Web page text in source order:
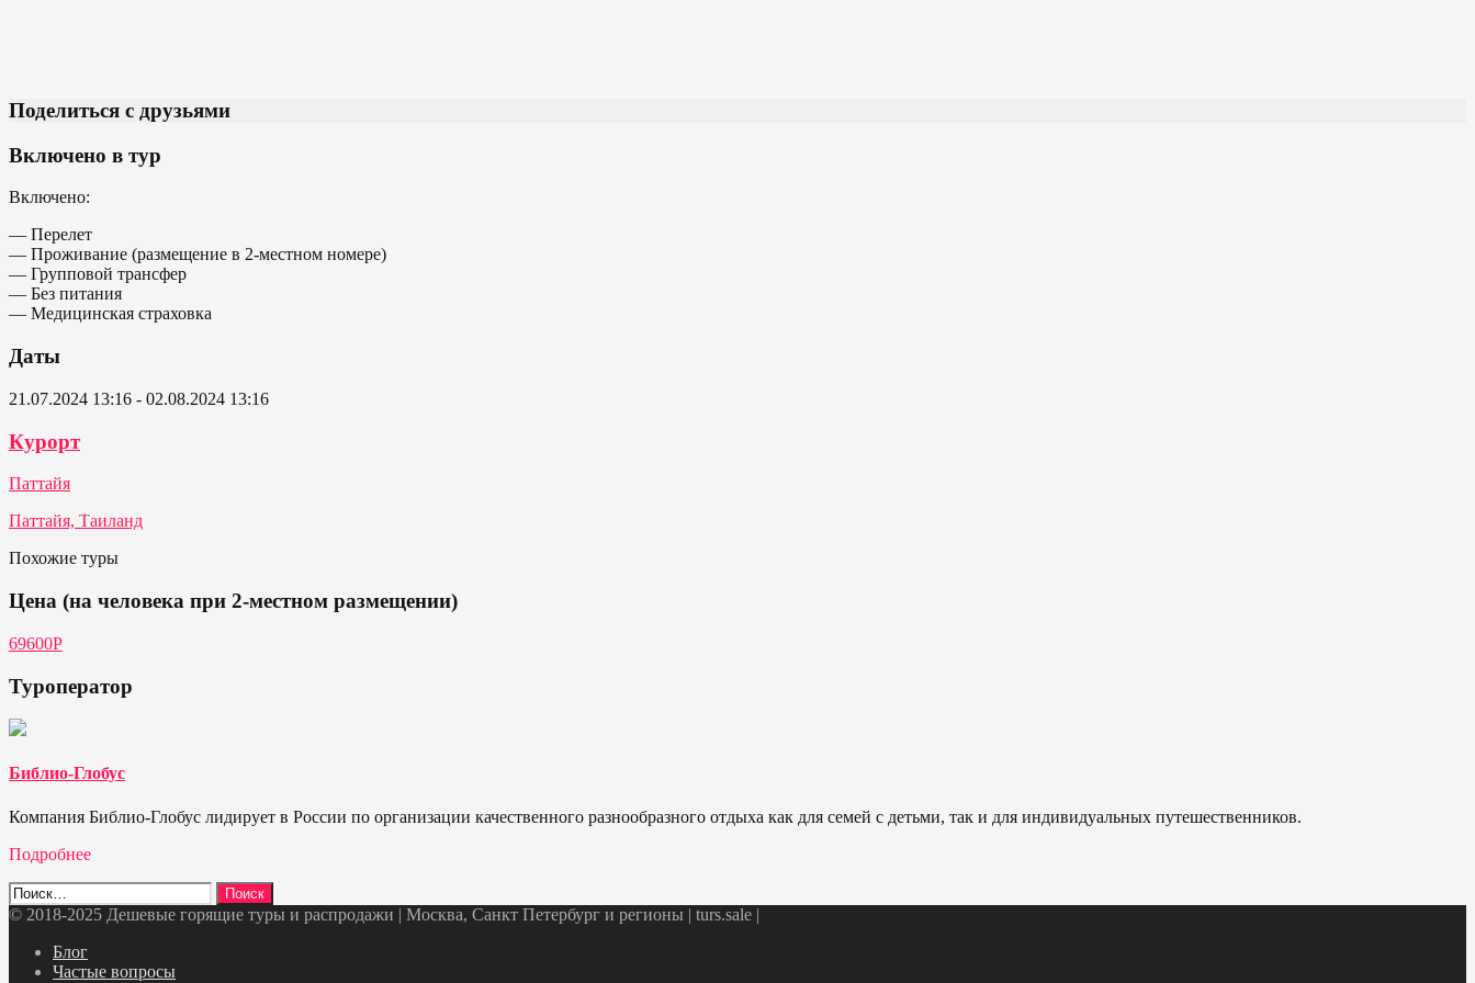
Поделиться с друзьями
Включено в тур
Включено:
— Перелет
— Проживание (размещение в 2-местном номере)
— Групповой трансфер
— Без питания
— Медицинская страховка
Даты
21.07.2024 13:16 - 02.08.2024 13:16
Курорт
Паттайя
Паттайя, Таиланд
Похожие туры
Цена (на человека при 2-местном размещении)
69600Р
Туроператор
Библио-Глобус
Компания Библио-Глобус лидирует в России по организации качественного разнообразного отдыха как для семей с детьми, так и для индивидуальных путешественников.
Подробнее
Найти:
© 2018-2025 Дешевые горящие туры и распродажи | Москва, Санкт Петербург и регионы | turs.sale |
Блог
Частые вопросы